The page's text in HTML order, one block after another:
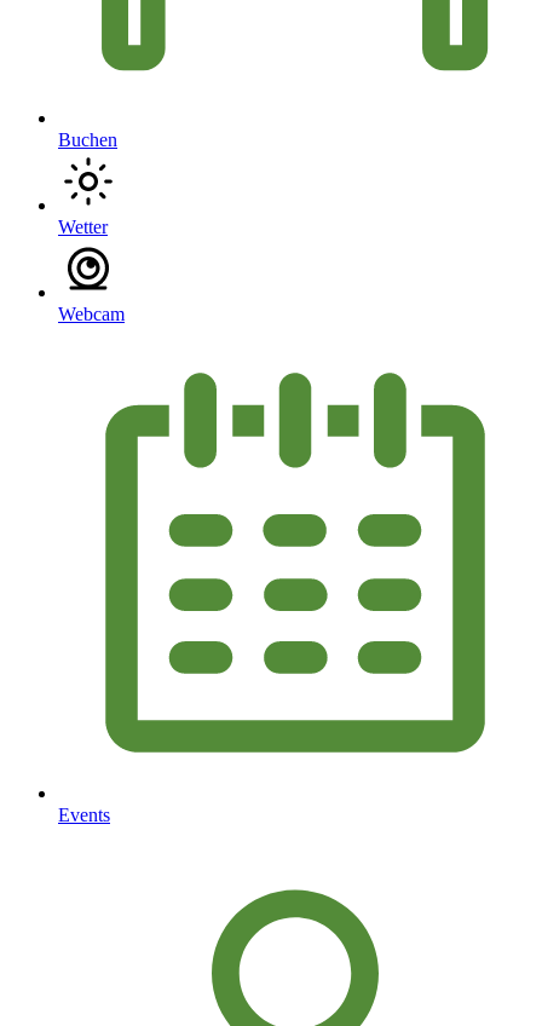
Buchen
Wetter
Webcam
Events